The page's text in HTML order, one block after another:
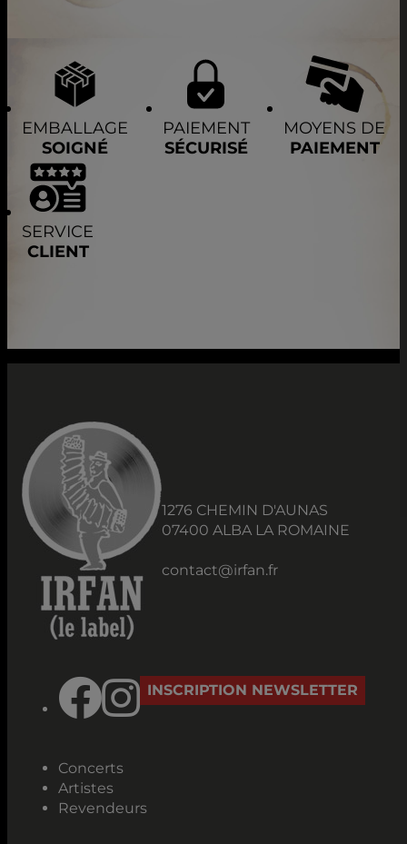
EMBALLAGE
SOIGNÉ
PAIEMENT
SÉCURISÉ
MOYENS DE
PAIEMENT
SERVICE
CLIENT
1276 CHEMIN D'AUNAS
07400 ALBA LA ROMAINE
contact@irfan.fr
INSCRIPTION NEWSLETTER
Concerts
Artistes
Revendeurs